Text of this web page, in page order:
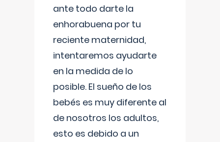
ante todo darte la
enhorabuena por tu
reciente maternidad,
intentaremos ayudarte
en la medida de lo
posible. El sueño de los
bebés es muy diferente al
de nosotros los adultos,
esto es debido a un